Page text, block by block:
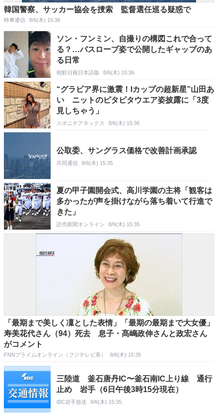
韓国警察、サッカー協会を捜索 監督選任巡る疑惑で
時事通信 8/6(木) 15:36
ソン・フンミン、自撮りの構図これで合って
る？…バスローブ姿で公開したギャップのあ
る日常
朝鮮日報日本語版 8/6(木) 15:36
“グラビア界に激震！Iカップの超新星”山田あ
い ニットのピタピタウエア姿披露に「3度
見しちゃう」
スポニチアネックス 8/6(木) 15:36
公取委、サングラス価格で改善計画承認
共同通信 8/6(木) 15:35
夏の甲子園開会式、高川学園の主将「観客は
多かったが声を掛けながら落ち着いて行進で
きた」
読売新聞オンライン 8/6(木) 15:35
「最期まで美しく凜とした表情」「最期の最期まで大女優」
寿美花代さん（94）死去 息子・髙嶋政伸さんと政宏さん
がコメント
FNNプライムオンライン（フジテレビ系） 8/6(木) 15:35
三陸道 釜石唐丹IC〜釜石南IC上り線 通行
止め 岩手（6日午後3時15分現在）
IBC岩手放送 8/6(木) 15:35